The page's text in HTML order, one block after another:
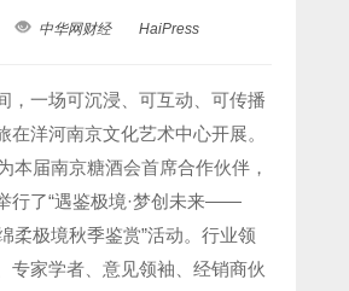
中华网财经 HaiPress
，一场可沉浸、可互动、可传播
在洋河南京文化艺术中心开展。
本届南京糖酒会首席合作伙伴，
行了“遇鉴极境·梦创未来——
柔极境秋季鉴赏”活动。行业领
专家学者、意见领袖、经销商伙